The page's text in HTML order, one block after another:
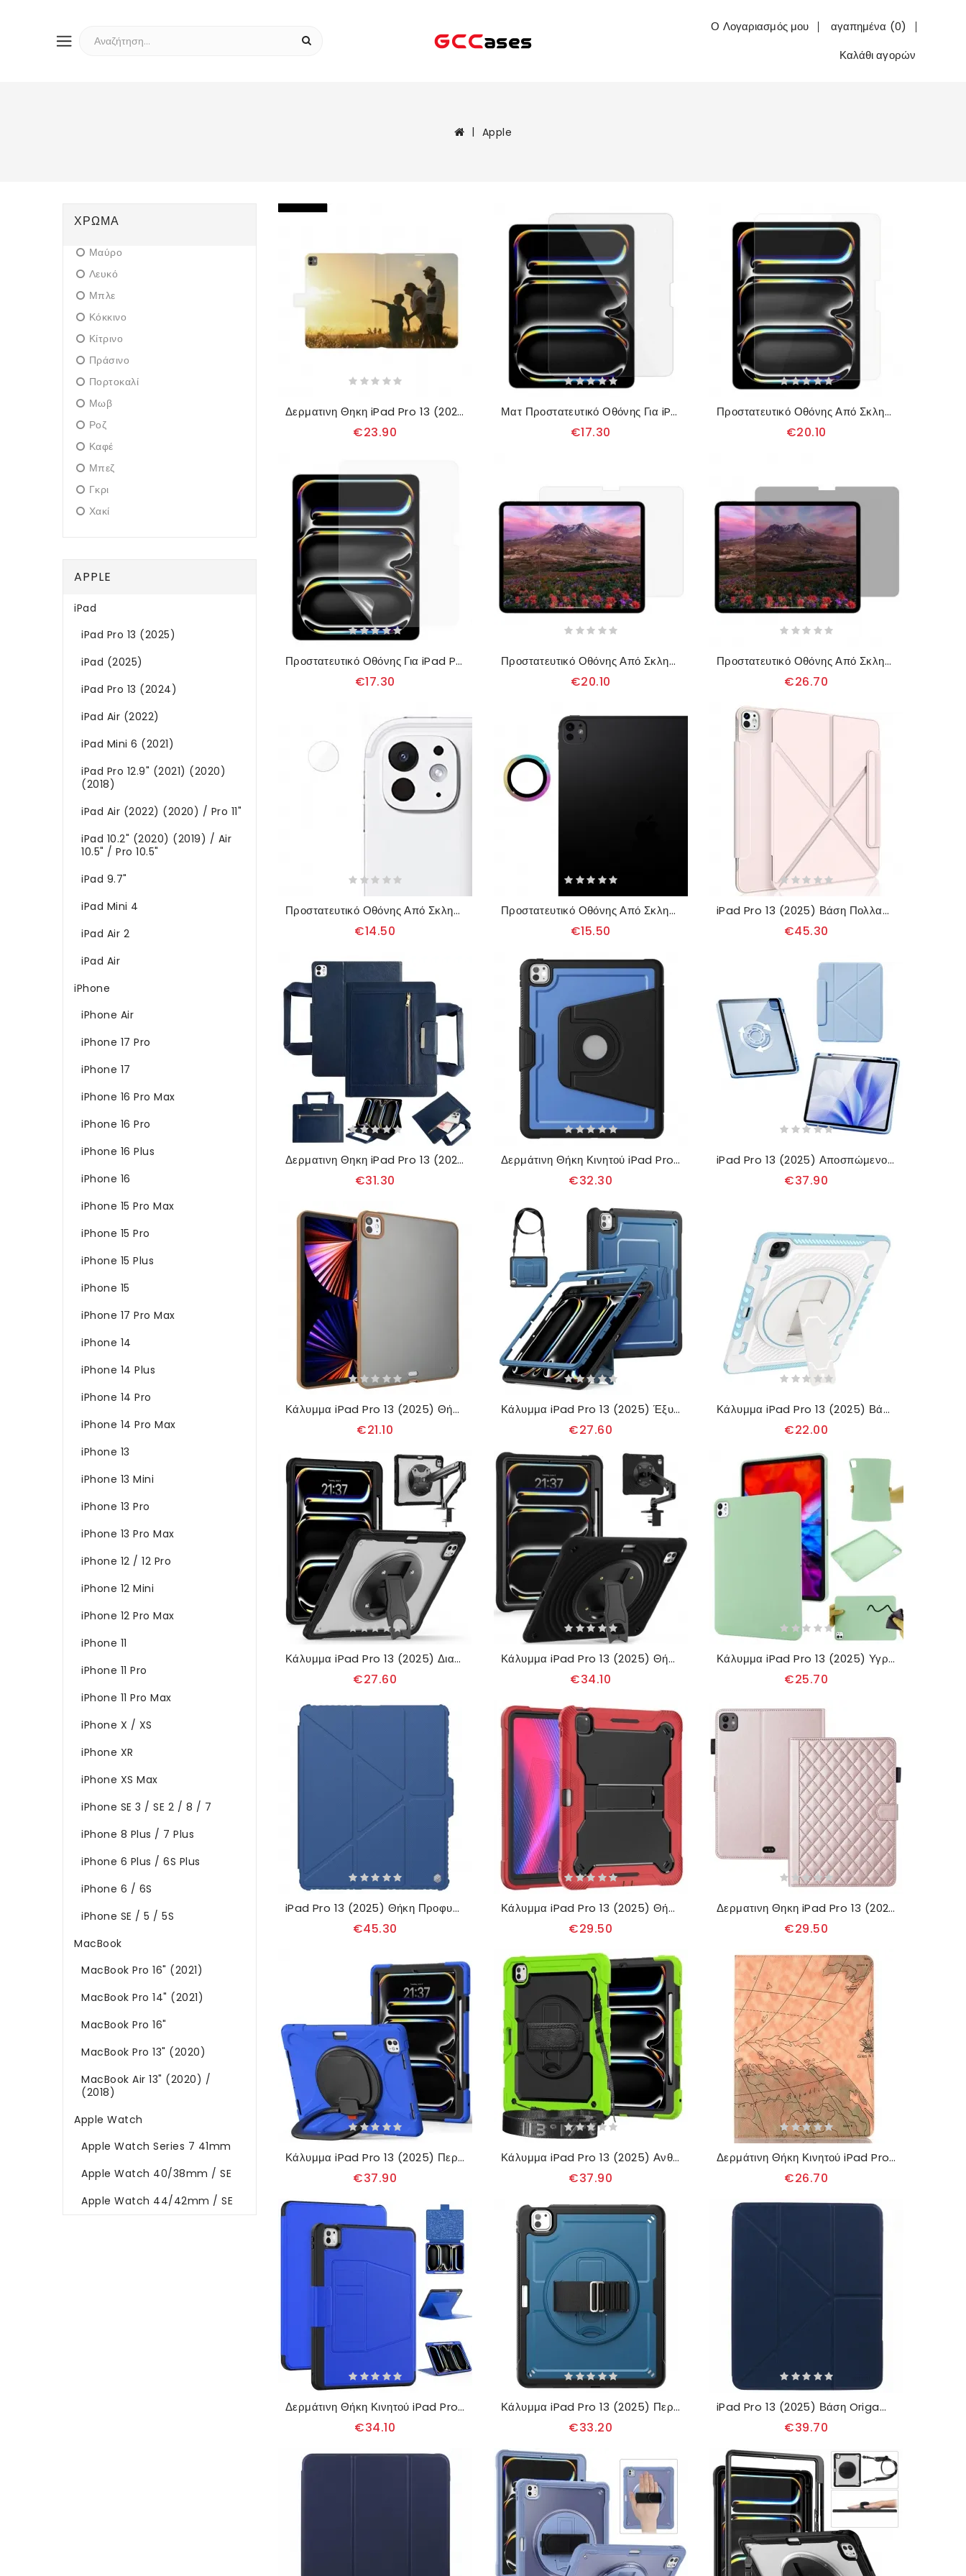
Ο Λογαριασμός μου
αγαπημένα (0)
Καλάθι αγορών
Apple
ΧΡΏΜΑ
Μαύρο
Λευκό
Μπλε
Κόκκινο
Κίτρινο
Πράσινο
Πορτοκαλί
Μωβ
Ροζ
Καφέ
Μπεζ
Γκρι
Χακί
APPLE
iPad
iPad Pro 13 (2025)
iPad (2025)
iPad Pro 13 (2024)
iPad Air (2022)
iPad Mini 6 (2021)
iPad Pro 12.9" (2021) (2020)
(2018)
iPad Air (2022) (2020) / Pro 11"
iPad 10.2" (2020) (2019) / Air
10.5" / Pro 10.5"
iPad 9.7"
iPad Mini 4
iPad Air 2
iPad Air
iPhone
iPhone Air
iPhone 17 Pro
iPhone 17
iPhone 16 Pro Max
iPhone 16 Pro
iPhone 16 Plus
iPhone 16
iPhone 15 Pro Max
iPhone 15 Pro
iPhone 15 Plus
iPhone 15
iPhone 17 Pro Max
iPhone 14
iPhone 14 Plus
iPhone 14 Pro
iPhone 14 Pro Max
iPhone 13
iPhone 13 Mini
iPhone 13 Pro
iPhone 13 Pro Max
iPhone 12 / 12 Pro
iPhone 12 Mini
iPhone 12 Pro Max
iPhone 11
iPhone 11 Pro
iPhone 11 Pro Max
iPhone X / XS
iPhone XR
iPhone XS Max
iPhone SE 3 / SE 2 / 8 / 7
iPhone 8 Plus / 7 Plus
iPhone 6 Plus / 6S Plus
iPhone 6 / 6S
iPhone SE / 5 / 5S
MacBook
MacBook Pro 16" (2021)
MacBook Pro 14" (2021)
MacBook Pro 16"
MacBook Pro 13" (2020)
MacBook Air 13" (2020) /
(2018)
Apple Watch
Apple Watch Series 7 41mm
Apple Watch 40/38mm / SE
Apple Watch 44/42mm / SE
Δερματινη Θηκη iPad Pro 13 (2025) Εξατομικευμένο Σιλικόνης
€23.90
Ματ Προστατευτικό Οθόνης Για iPad Pro 13 (2025) / 13 (2024) Συμβατό Με Τη Γραφίδα
€17.30
Προστατευτικό Οθόνης Από Σκληρυμένο Γυαλί Για iPad Pro 13 (2025) / 13 (2024) Αντι-μπλε Φως
€20.10
Προστατευτικό Οθόνης Για iPad Pro 13 (2025) / 13 (2024)
€17.30
Προστατευτικό Οθόνης Από Σκληρυμένο Γυαλί Για iPad Air 13 (2025) (2024) / Pro 13 (2025) (2024) Ματ Φινίρισμα
€20.10
Προστατευτικό Οθόνης Από Σκληρυμένο Γυαλί Κατά Των Κατασκοπειών Για Air 13 (2025) (2024) / Pro 13 (2025) (2024)
€26.70
Προστατευτικό Οθόνης Από Σκληρυμένο Γυαλί Για iPad Pro 13 (2025) / 13 (2024)
€14.50
Προστατευτικό Οθόνης Από Σκληρυμένο Γυαλί Για iPad Pro 13 (2025) / 13 (2024) Δαχτυλίδι
€15.50
iPad Pro 13 (2025) Βάση Πολλαπλών Γωνιών Xundd
€45.30
Δερματινη Θηκη iPad Pro 13 (2025) Στυλ Θήκης
€31.30
Δερμάτινη Θήκη Κινητού iPad Pro 13 (2025) Θήκες Κινητών Υφή Κηρήθρας
€32.30
iPad Pro 13 (2025) Αποσπώμενος Μαγνητικός Σχεδιασμός
€37.90
Κάλυμμα iPad Pro 13 (2025) Θήκες Κινητών Υβριδικό
€21.10
Κάλυμμα iPad Pro 13 (2025) Έξυπνος Σχεδιασμός
€27.60
Κάλυμμα iPad Pro 13 (2025) Βάση Γραφίδας Και Ρυθμιζόμενη Βάση
€22.00
Κάλυμμα iPad Pro 13 (2025) Διαφανές Με Βάση
€27.60
Κάλυμμα iPad Pro 13 (2025) Θήκες Κινητών Συμβατότητα Vesa
€34.10
Κάλυμμα iPad Pro 13 (2025) Υγρή Σιλικόνη Σιλικόνης
€25.70
iPad Pro 13 (2025) Θήκη Προφυλακτήρα Nillkin Pro
€45.30
Κάλυμμα iPad Pro 13 (2025) Θήκες Κινητών Ενισχυμένο Με Θήκη Για Στυλό
€29.50
Δερματινη Θηκη iPad Pro 13 (2025) Επενδυμένο Σιλικόνης
€29.50
Κάλυμμα iPad Pro 13 (2025) Περιστρεφόμενη Βάση Και Λαβή
€37.90
Κάλυμμα iPad Pro 13 (2025) Ανθεκτική Με Προστατευτικό Οθόνης Και Ιμάντα Ώμου
€37.90
Δερμάτινη Θήκη Κινητού iPad Pro 13 (2025) Θήκες Κινητών Θήκη Καρτών
€26.70
Δερμάτινη Θήκη Κινητού iPad Pro 13 (2025) Θήκες Κινητών Θήκη Καρτών Και Μαγνητική Θήκη
€34.10
Κάλυμμα iPad Pro 13 (2025) Περιστρεφόμενη Βάση Και Απαγωγή Θερμότητας Σιλικόνης
€33.20
iPad Pro 13 (2025) Βάση Origami Και Θήκη Μολυβιών Mutural
€39.70